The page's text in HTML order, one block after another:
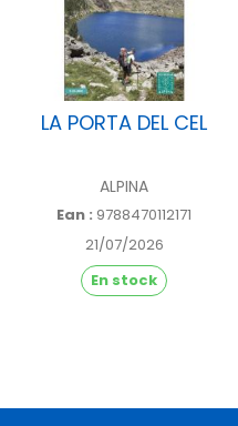
LA PORTA DEL CEL
ALPINA
Ean : 9788470112171
21/07/2026
En stock